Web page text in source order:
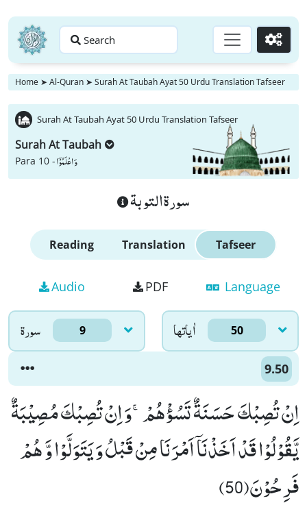
Search Go
Home ➤ Al-Quran ➤ Surah At Taubah Ayat 50 Urdu Translation Tafseer
Surah At Taubah Ayat 50 Urdu Translation Tafseer
Surah At Taubah
Para 10 -وَ اعْلَمُوْۤا
سورة التوبة
Reading Translation Tafseer
Audio PDF Language
سورۃ 9 اٰياتها 50
9.50
اِنْ تُصِبْكَ حَسَنَةٌ تَسُؤْهُمْۚ-وَ اِنْ تُصِبْكَ مُصِیْبَةٌ
یَّقُوْلُوْا قَدْ اَخَذْنَاۤ اَمْرَنَا مِنْ قَبْلُ وَ یَتَوَلَّوْا وَّ هُمْ
فَرِحُوْنَ(50)